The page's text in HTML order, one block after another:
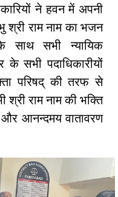
ने हवन में अपनी
श्री राम नाम का भजन
साथ सभी न्यायिक
के सभी पदाधिकारीयों
परिषद् की तरफ से
श्री राम नाम की भक्ति
आनन्दमय वातावरण